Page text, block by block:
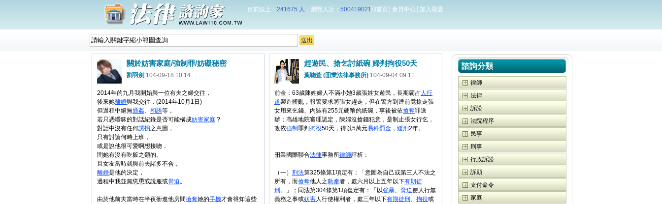
目前線上： 241675 人 ，瀏覽人次： 500419021回首頁 會員中心 加入最愛
關於妨害家庭/強制罪/妨礙秘密
劉羽劍 104-09-18 10:14
2014年的九月我開始與一位有夫之婦交往，
後來她離婚與我交往，(2014年10月1日)
但過程中絕無通姦、 和誘等，
若只憑曖昧的對話紀錄是否可能構成妨害家庭 ?
對話中沒有任何誘拐之意圖，
只有討論何時上班，
或是說他很可愛啊想接吻，
問她有沒有吃飯之類的。
且女友當時就與前夫諸多不合，
離婚是他的決定，
過程中我並無慫恿或說服或脅迫 。
由於他前夫當時在半夜衝進他房間搶奪她的手機才會得知這些
趕遊民、搶乞討紙碗 婦判拘役50天
葉鞠萱 (昍業法律事務所) 104-09-04 09:11
前金：63歲陳姓婦人不滿小她3歲張姓女遊民，長期霸占 人行
道製造髒亂，報警要求將張女趕走，但在警方到達前竟搶走張
女用來乞錢、內裝有255元硬幣的紙碗，事後被依搶奪罪送
辦；高雄地院審理認定，陳婦沒搶錢犯意，是制止張女行乞，
改依強制 罪判 拘役50天，得以5萬元易科罰金 ， 緩刑 2年。
昍業國際聯合法律事務所律師評析：
（一） 刑法第325條第1項定有：「意圖為自己或第三人不法之
所有，而搶奪他人之動產者，處六月以上五年以下有期徒
刑 。」；同法第304條第1項復定有：「以強暴、 脅迫使人行無
義務之事或妨害人行使權利者，處三年以下有期徒刑 、 拘役或
諮詢分類
律師
法律
訴訟
法院程序
民事
刑事
行政訴訟
訴願
支付命令
家庭